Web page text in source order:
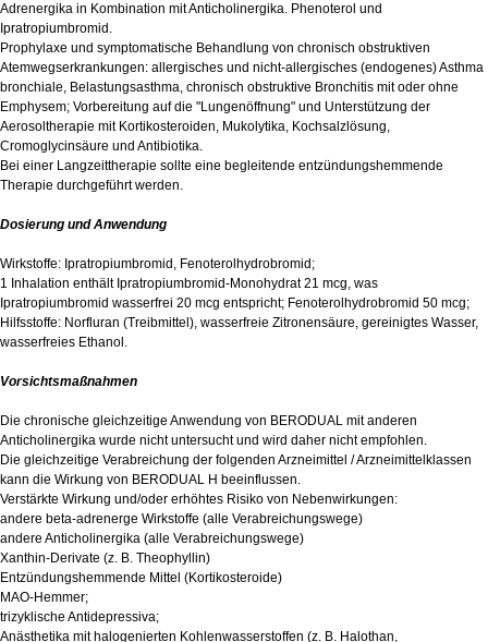
Adrenergika in Kombination mit Anticholinergika. Phenoterol und
Ipratropiumbromid.
Prophylaxe und symptomatische Behandlung von chronisch obstruktiven
Atemwegserkrankungen: allergisches und nicht-allergisches (endogenes) Asthma
bronchiale, Belastungsasthma, chronisch obstruktive Bronchitis mit oder ohne
Emphysem; Vorbereitung auf die "Lungenöffnung" und Unterstützung der
Aerosoltherapie mit Kortikosteroiden, Mukolytika, Kochsalzlösung,
Cromoglycinsäure und Antibiotika.
Bei einer Langzeittherapie sollte eine begleitende entzündungshemmende
Therapie durchgeführt werden.
Dosierung und Anwendung
Wirkstoffe: Ipratropiumbromid, Fenoterolhydrobromid;
1 Inhalation enthält Ipratropiumbromid-Monohydrat 21 mcg, was
Ipratropiumbromid wasserfrei 20 mcg entspricht; Fenoterolhydrobromid 50 mcg;
Hilfsstoffe: Norfluran (Treibmittel), wasserfreie Zitronensäure, gereinigtes Wasser,
wasserfreies Ethanol.
Vorsichtsmaßnahmen
Die chronische gleichzeitige Anwendung von BERODUAL mit anderen
Anticholinergika wurde nicht untersucht und wird daher nicht empfohlen.
Die gleichzeitige Verabreichung der folgenden Arzneimittel / Arzneimittelklassen
kann die Wirkung von BERODUAL H beeinflussen.
Verstärkte Wirkung und/oder erhöhtes Risiko von Nebenwirkungen:
andere beta-adrenerge Wirkstoffe (alle Verabreichungswege)
andere Anticholinergika (alle Verabreichungswege)
Xanthin-Derivate (z. B. Theophyllin)
Entzündungshemmende Mittel (Kortikosteroide)
MAO-Hemmer;
trizyklische Antidepressiva;
Anästhetika mit halogenierten Kohlenwasserstoffen (z. B. Halothan,